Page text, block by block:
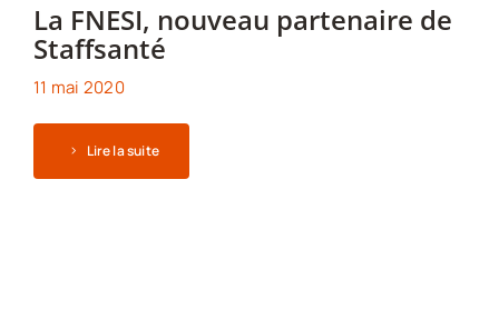
La FNESI, nouveau partenaire de
Staffsanté
11 mai 2020
Lire la suite